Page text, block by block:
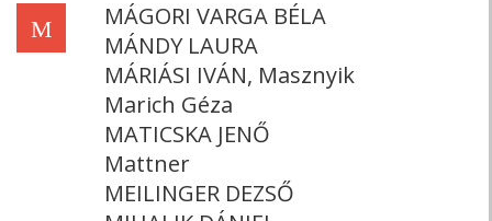
M
MÁGORI VARGA BÉLA
MÁNDY LAURA
MÁRIÁSI IVÁN, Masznyik
Marich Géza
MATICSKA JENŐ
Mattner
MEILINGER DEZSŐ